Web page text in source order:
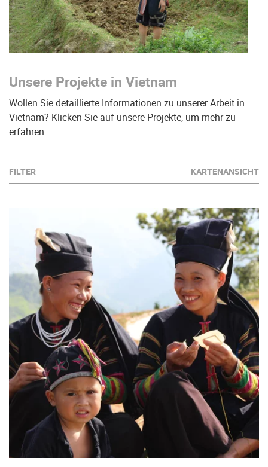
Unsere Projekte in Vietnam
Wollen Sie detaillierte Informationen zu unserer Arbeit in
Vietnam? Klicken Sie auf unsere Projekte, um mehr zu
erfahren.
FILTER KARTENANSICHT